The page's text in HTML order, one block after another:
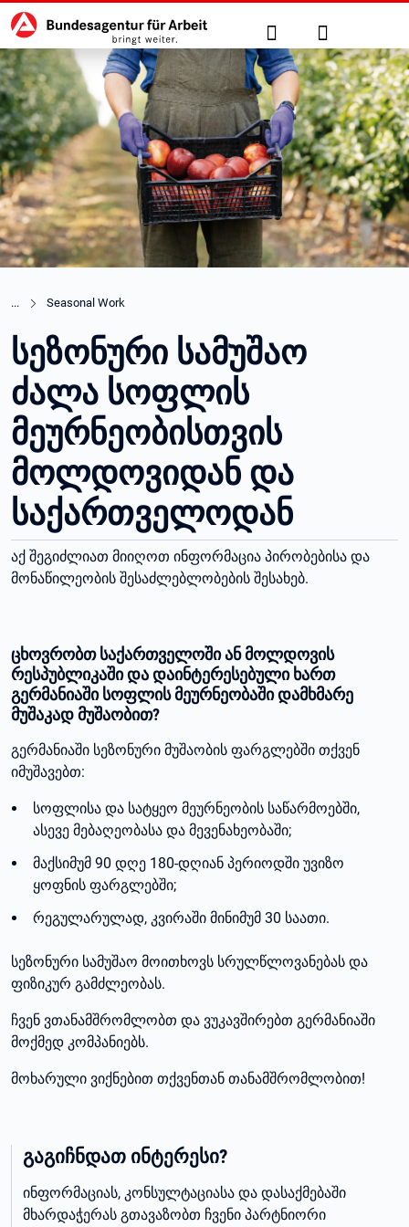
zu den Hauptinhalten springen
Hauptnavigation Suche Anmelden
Seasonal Work
სეზონური სამუშაო
ძალა სოფლის
მეურნეობისთვის
მოლდოვიდან და
საქართველოდან
აქ შეგიძლიათ მიიღოთ ინფორმაცია პირობებისა და
მონაწილეობის შესაძლებლობების შესახებ.
ცხოვრობთ საქართველოში ან მოლდოვის
რესპუბლიკაში და დაინტერესებული ხართ
გერმანიაში სოფლის მეურნეობაში დამხმარე
მუშაკად მუშაობით?
გერმანიაში სეზონური მუშაობის ფარგლებში თქვენ
იმუშავებთ:
სოფლისა და სატყეო მეურნეობის საწარმოებში,
ასევე მებაღეობასა და მევენახეობაში;
მაქსიმუმ 90 დღე 180-დღიან პერიოდში უვიზო
ყოფნის ფარგლებში;
რეგულარულად, კვირაში მინიმუმ 30 საათი.
სეზონური სამუშაო მოითხოვს სრულწლოვანებას და
ფიზიკურ გამძლეობას.
ჩვენ ვთანამშრომლობთ და ვუკავშირებთ გერმანიაში
მოქმედ კომპანიებს.
მოხარული ვიქნებით თქვენთან თანამშრომლობით!
გაგიჩნდათ ინტერესი?
ინფორმაციას, კონსულტაციასა და დასაქმებაში
მხარდაჭერას გთავაზობთ ჩვენი პარტნიორი